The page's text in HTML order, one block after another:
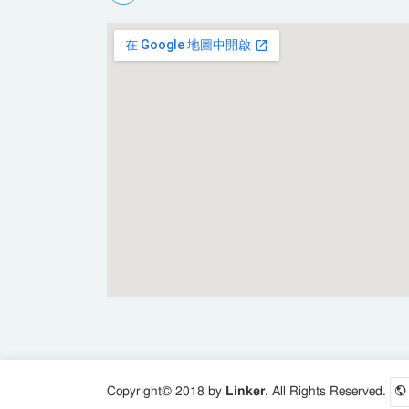
Copyright© 2018 by Linker. All Rights Reserved.